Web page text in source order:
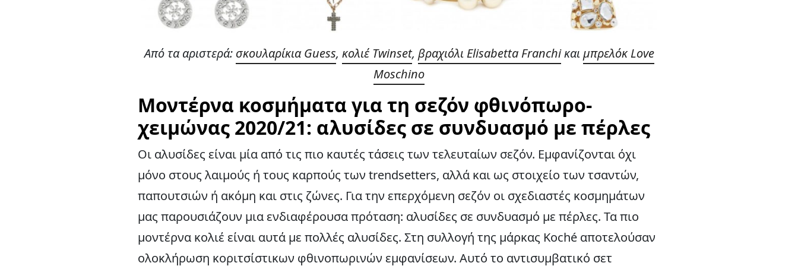
Από τα αριστερά: σκουλαρίκια Guess, κολιέ Twinset, βραχιόλι Elisabetta Franchiκαιμπρελόκ Love
Moschino
Μοντέρνα κοσμήματα για τη σεζόν φθινόπωρο-
χειμώνας 2020/21: αλυσίδες σε συνδυασμό με πέρλες
Οι αλυσίδες είναι μία από τις πιο καυτές τάσεις των τελευταίων σεζόν. Εμφανίζονται όχι
μόνο στους λαιμούς ή τους καρπούς των trendsetters, αλλά και ως στοιχείο των τσαντών,
παπουτσιών ή ακόμη και στις ζώνες. Για την επερχόμενη σεζόν οι σχεδιαστές κοσμημάτων
μας παρουσιάζουν μια ενδιαφέρουσα πρόταση: αλυσίδες σε συνδυασμό με πέρλες. Τα πιο
μοντέρνα κολιέ είναι αυτά με πολλές αλυσίδες. Στη συλλογή της μάρκας Koché αποτελούσαν
ολοκλήρωση κοριτσίστικων φθινοπωρινών εμφανίσεων. Αυτό το αντισυμβατικό σετ